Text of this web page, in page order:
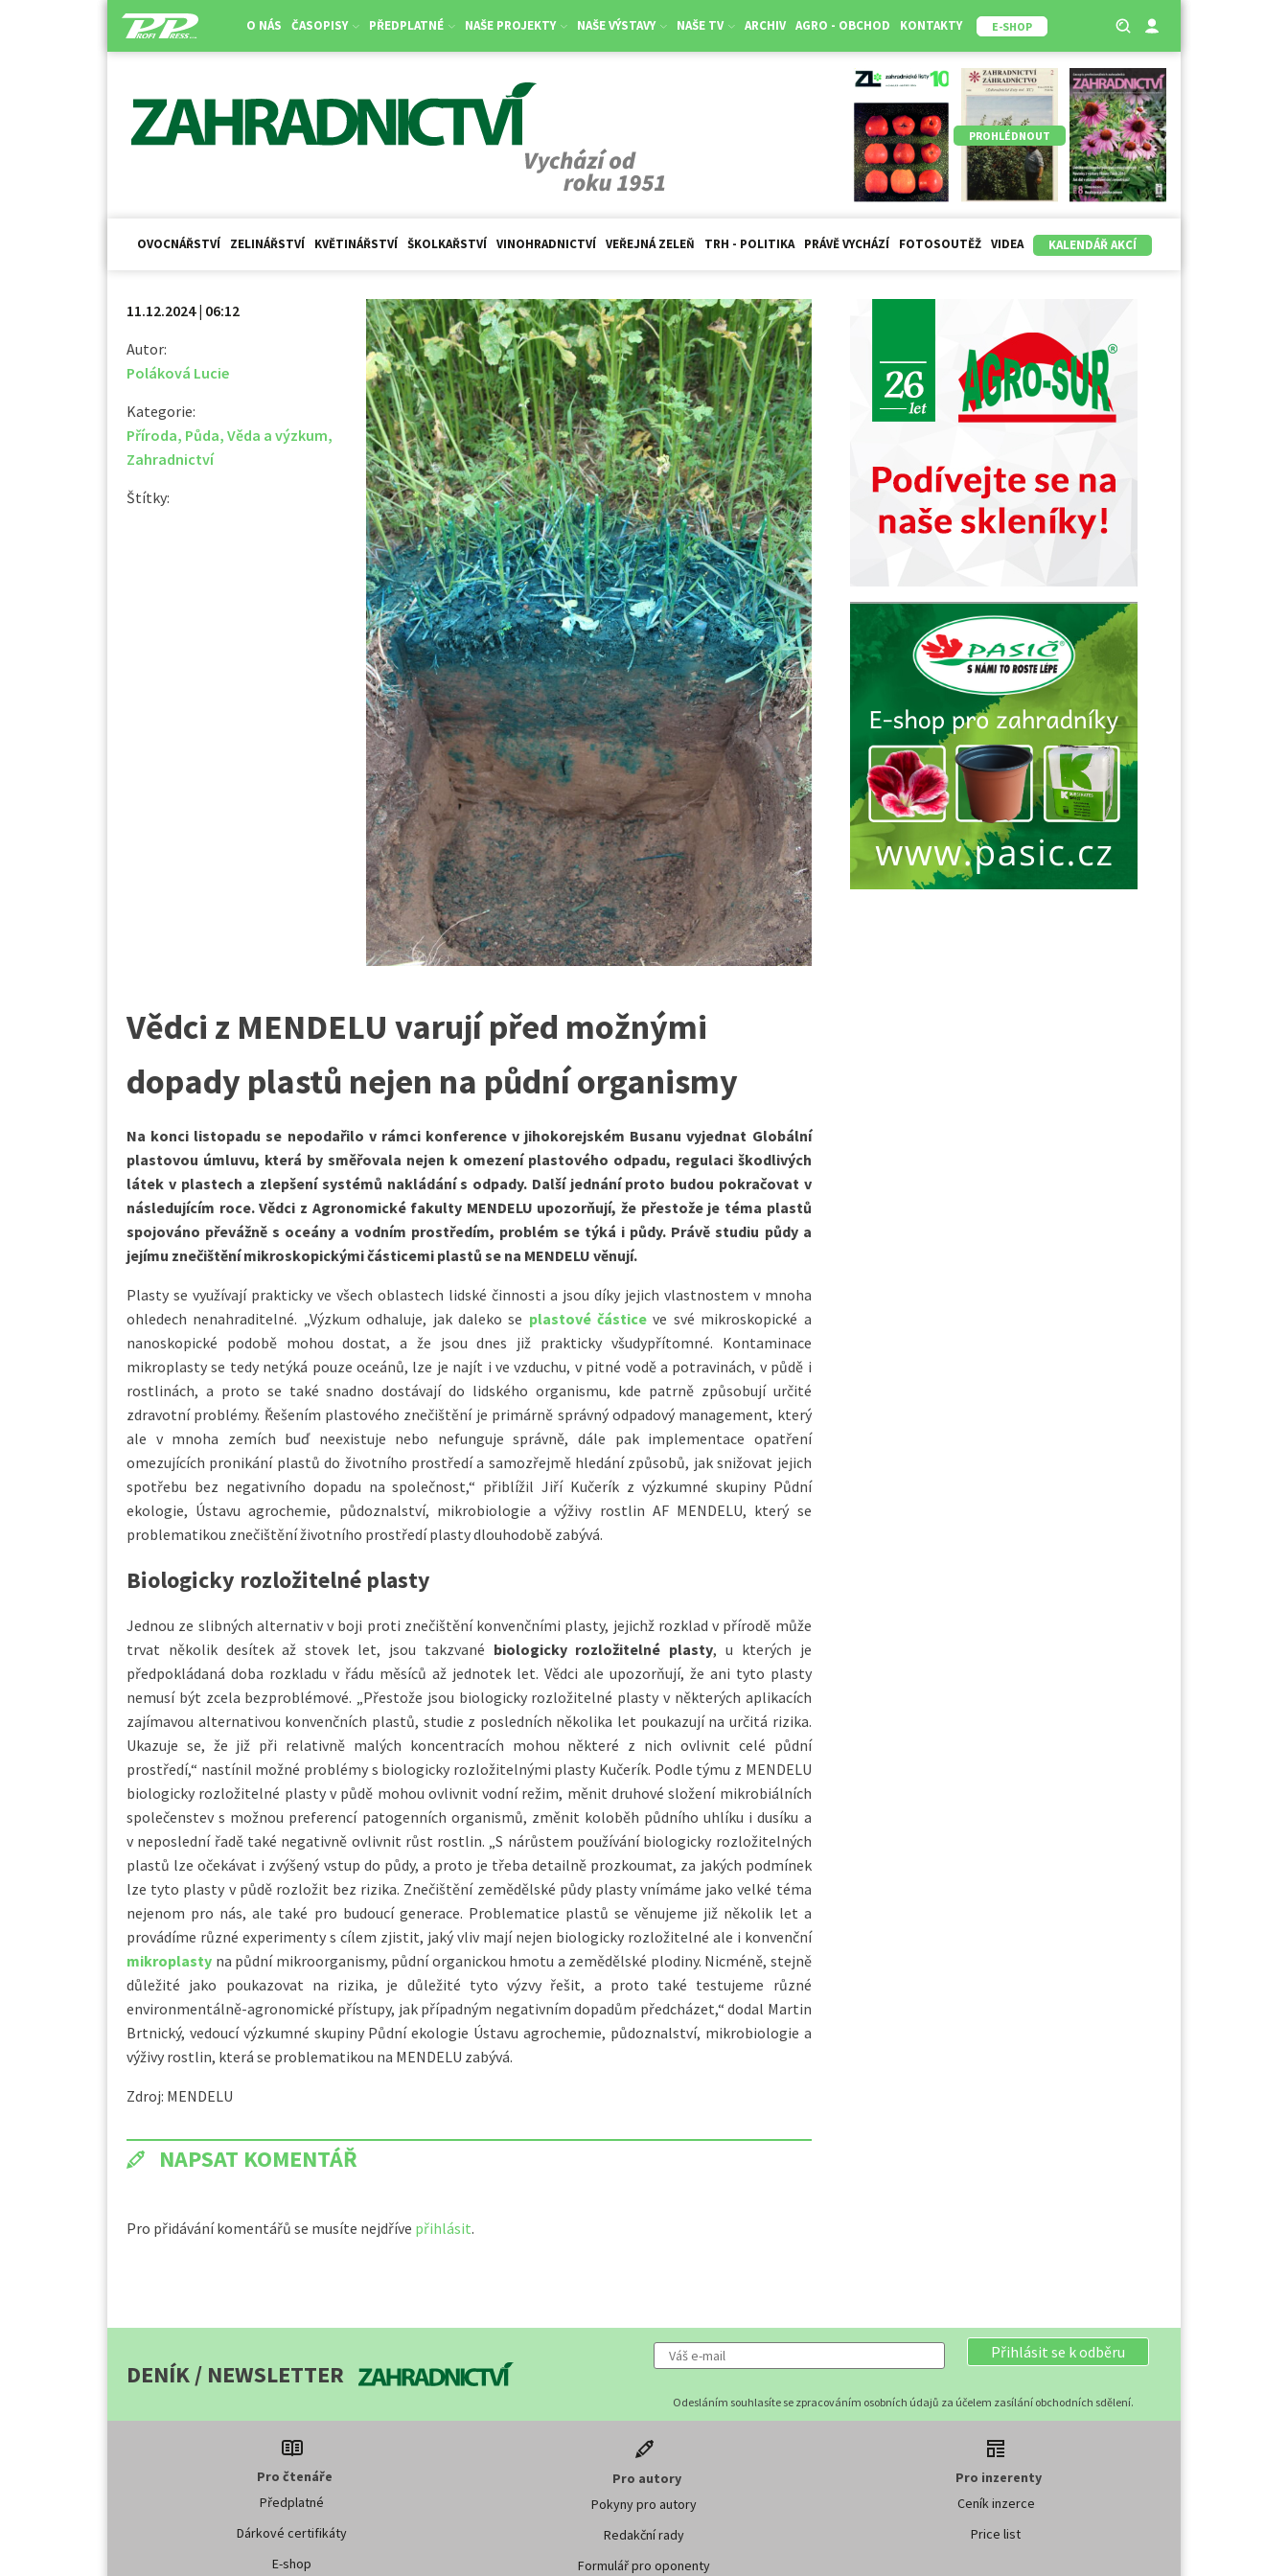
O NÁS ČASOPISY PŘEDPLATNÉ NAŠE PROJEKTY NAŠE VÝSTAVY NAŠE TV ARCHIV AGRO - OBCHOD KONTAKTY E-SHOP
PROHLÉDNOUT
OVOCNÁŘSTVÍ ZELINÁŘSTVÍ KVĚTINÁŘSTVÍ ŠKOLKAŘSTVÍ VINOHRADNICTVÍ VEŘEJNÁ ZELEŇ TRH - POLITIKA PRÁVĚ VYCHÁZÍ FOTOSOUTĚŽ VIDEA KALENDÁŘ AKCÍ
11.12.2024 | 06:12
Autor:
Poláková Lucie
Kategorie:
Příroda, Půda, Věda a výzkum,
Zahradnictví
Štítky:
Vědci z MENDELU varují před možnými
dopady plastů nejen na půdní organismy
Na konci listopadu se nepodařilo v rámci konference v jihokorejském Busanu vyjednat Globální
plastovou úmluvu, která by směřovala nejen k omezení plastového odpadu, regulaci škodlivých
látek v plastech a zlepšení systémů nakládání s odpady. Další jednání proto budou pokračovat v
následujícím roce. Vědci z Agronomické fakulty MENDELU upozorňují, že přestože je téma plastů
spojováno převážně s oceány a vodním prostředím, problém se týká i půdy. Právě studiu půdy a
jejímu znečištění mikroskopickými částicemi plastů se na MENDELU věnují.
Plasty se využívají prakticky ve všech oblastech lidské činnosti a jsou díky jejich vlastnostem v mnoha
ohledech nenahraditelné. „Výzkum odhaluje, jak daleko se plastové částice ve své mikroskopické a
nanoskopické podobě mohou dostat, a že jsou dnes již prakticky všudypřítomné. Kontaminace
mikroplasty se tedy netýká pouze oceánů, lze je najít i ve vzduchu, v pitné vodě a potravinách, v půdě i
rostlinách, a proto se také snadno dostávají do lidského organismu, kde patrně způsobují určité
zdravotní problémy. Řešením plastového znečištění je primárně správný odpadový management, který
ale v mnoha zemích buď neexistuje nebo nefunguje správně, dále pak implementace opatření
omezujících pronikání plastů do životního prostředí a samozřejmě hledání způsobů, jak snižovat jejich
spotřebu bez negativního dopadu na společnost,“ přiblížil Jiří Kučerík z výzkumné skupiny Půdní
ekologie, Ústavu agrochemie, půdoznalství, mikrobiologie a výživy rostlin AF MENDELU, který se
problematikou znečištění životního prostředí plasty dlouhodobě zabývá.
Biologicky rozložitelné plasty
Jednou ze slibných alternativ v boji proti znečištění konvenčními plasty, jejichž rozklad v přírodě může
trvat několik desítek až stovek let, jsou takzvané biologicky rozložitelné plasty, u kterých je
předpokládaná doba rozkladu v řádu měsíců až jednotek let. Vědci ale upozorňují, že ani tyto plasty
nemusí být zcela bezproblémové. „Přestože jsou biologicky rozložitelné plasty v některých aplikacích
zajímavou alternativou konvenčních plastů, studie z posledních několika let poukazují na určitá rizika.
Ukazuje se, že již při relativně malých koncentracích mohou některé z nich ovlivnit celé půdní
prostředí,“ nastínil možné problémy s biologicky rozložitelnými plasty Kučerík. Podle týmu z MENDELU
biologicky rozložitelné plasty v půdě mohou ovlivnit vodní režim, měnit druhové složení mikrobiálních
společenstev s možnou preferencí patogenních organismů, změnit koloběh půdního uhlíku i dusíku a
v neposlední řadě také negativně ovlivnit růst rostlin. „S nárůstem používání biologicky rozložitelných
plastů lze očekávat i zvýšený vstup do půdy, a proto je třeba detailně prozkoumat, za jakých podmínek
lze tyto plasty v půdě rozložit bez rizika. Znečištění zemědělské půdy plasty vnímáme jako velké téma
nejenom pro nás, ale také pro budoucí generace. Problematice plastů se věnujeme již několik let a
provádíme různé experimenty s cílem zjistit, jaký vliv mají nejen biologicky rozložitelné ale i konvenční
mikroplasty na půdní mikroorganismy, půdní organickou hmotu a zemědělské plodiny. Nicméně, stejně
důležité jako poukazovat na rizika, je důležité tyto výzvy řešit, a proto také testujeme různé
environmentálně-agronomické přístupy, jak případným negativním dopadům předcházet,“ dodal Martin
Brtnický, vedoucí výzkumné skupiny Půdní ekologie Ústavu agrochemie, půdoznalství, mikrobiologie a
výživy rostlin, která se problematikou na MENDELU zabývá.
Zdroj: MENDELU
NAPSAT KOMENTÁŘ
Pro přidávání komentářů se musíte nejdříve přihlásit.
DENÍK / NEWSLETTER
Přihlásit se k odběru
Odesláním souhlasíte se zpracováním osobních údajů za účelem zasílání obchodních sdělení.
Pro čtenáře
Předplatné
Dárkové certifikáty
E-shop
Pro autory
Pokyny pro autory
Redakční rady
Formulář pro oponenty
Pro inzerenty
Ceník inzerce
Price list